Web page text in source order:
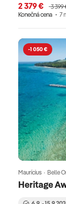
2 379 €
3 399
Konečná cena
7
-1 050 €
Heritage
Maurícius · Belle